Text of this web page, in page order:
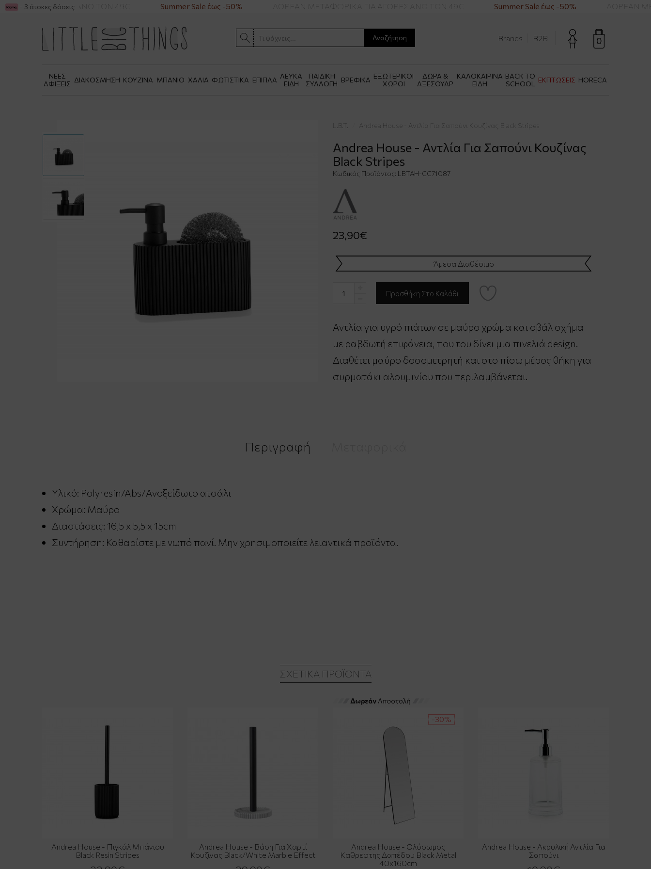
ΓΙΑ ΑΓΟΡΕΣ ΑΝΩ ΤΩΝ 49€ Summer Sale έως -50% ΔΩΡΕΑΝ ΜΕΤΑΦΟΡΙΚΑ ΓΙΑ ΑΓΟΡΕΣ ΑΝΩ ΤΩΝ 49€ Summer Sale έως -50% ΔΩΡΕΑΝ
- 3 άτοκες δόσεις
Αναζήτηση 0
Brands B2B
ΝΕΕΣ
ΑΦΙΞΕΙΣ ΔΙΑΚΟΣΜΗΣΗ ΚΟΥΖΙΝΑ ΜΠΑΝΙΟ ΧΑΛΙΑ ΦΩΤΙΣΤΙΚΑ ΕΠΙΠΛΑ ΛΕΥΚΑ
ΕΙΔΗ
ΠΑΙΔΙΚΗ
ΣΥΛΛΟΓΗ ΒΡΕΦΙΚΑ ΕΞΩΤΕΡΙΚΟΙ
ΧΩΡΟΙ
ΔΩΡΑ &
ΑΞΕΣΟΥΑΡ
ΚΑΛΟΚΑΙΡΙΝΑ
ΕΙΔΗ
BACK TO
SCHOOL
ΕΚΠΤΩΣΕΙΣ HORECA
L.B.T. Andrea House - Αντλία Για Σαπούνι Κουζίνας Black Stripes
Andrea House - Αντλία Για Σαπούνι Κουζίνας
Black Stripes
Κωδικός Προϊόντος: LBTAH-CC71087
23,90€
Άμεσα Διαθέσιμο
Αντλία για υγρό πιάτων σε μαύρο χρώμα και οβάλ σχήμα
με ραβδωτή επιφάνεια, που του δίνει μια πινελιά design.
Διαθέτει μαύρο δοσομετρητή και στο πίσω μέρος θήκη για
συρματάκι αλουμινίου που περιλαμβάνεται.
Περιγραφή
Υλικό: Polyresin/Abs/Ανοξείδωτο ατσάλι
Χρώμα: Μαύρο
Διαστάσεις: 16,5 x 5,5 x 15cm
Συντήρηση: Καθαρίστε με νωπό πανί. Μην χρησιμοποιείτε λειαντικά προϊόντα.
ΣΧΕΤΙΚΆ ΠΡΟΪΌΝΤΑ
Andrea House - Πιγκάλ Μπάνιου
Black Resin Stripes
Andrea House - Βάση Για Χαρτί
Κουζίνας Black/White Marble Effect
-30%
Andrea House - Ολόσωμος
Καθρεφτης Δαπέδου Black Metal
40x160cm
Andrea House - Ακρυλική Αντλία Για
Σαπούνι